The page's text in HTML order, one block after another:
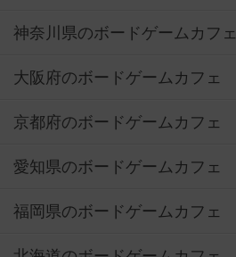
神奈川県のボードゲームカフェ
大阪府のボードゲームカフェ
京都府のボードゲームカフェ
愛知県のボードゲームカフェ
福岡県のボードゲームカフェ